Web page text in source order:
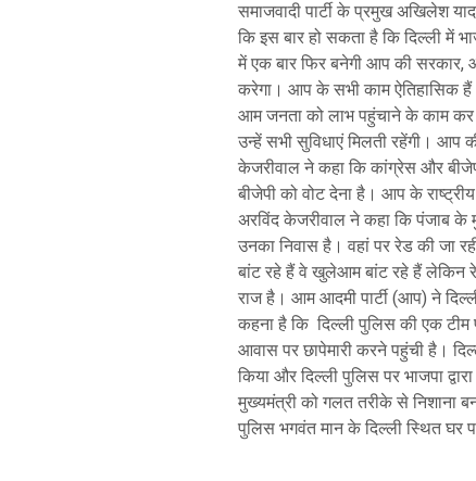
समाजवादी पार्टी के प्रमुख अखिलेश
कि इस बार हो सकता है कि दिल्ली में
में एक बार फिर बनेगी आप की
करेगा। आप के सभी काम ऐतिहासिक
आम जनता को लाभ पहुंचाने के काम कर
उन्हें सभी सुविधाएं मिलती रहेंगी। आप
केजरीवाल ने कहा कि कांग्रेस और
बीजेपी को वोट देना है। आप के
अरविंद केजरीवाल ने कहा कि पंजाब के
उनका निवास है। वहां पर रेड की जा
बांट रहे हैं वे खुलेआम बांट रहे हैं लेकिन
राज है। आम आदमी पार्टी (आप) ने
कहना है कि दिल्ली पुलिस की एक टीम
आवास पर छापेमारी करने पहुंची है।
किया और दिल्ली पुलिस पर भाजपा
मुख्यमंत्री को गलत तरीके से निशाना
पुलिस भगवंत मान के दिल्ली स्थित घर